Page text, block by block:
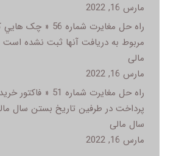
مارس 16, 2022
راه حل مغایرت شماره 56
مربوط به دريافت آنها ثبت نشده
مالی
مارس 16, 2022
راه حل مغایرت شماره 51 «
پرداخت در طرفين تاريخ بستن سال
سال مالی
مارس 16, 2022